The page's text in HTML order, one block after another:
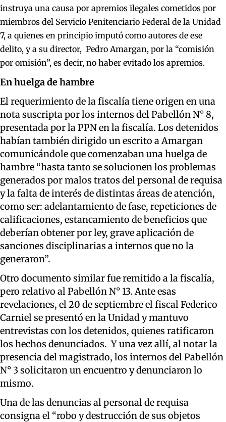
instruya una causa por apremios ilegales cometidos por
miembros del Servicio Penitenciario Federal de la Unidad
7, a quienes en principio imputó como autores de ese
delito, y a su director, Pedro Amargan, por la “comisión
por omisión”, es decir, no haber evitado los apremios.
En huelga de hambre
El requerimiento de la fiscalía tiene origen en una
nota suscripta por los internos del Pabellón N° 8,
presentada por la PPN en la fiscalía. Los detenidos
habían también dirigido un escrito a Amargan
comunicándole que comenzaban una huelga de
hambre “hasta tanto se solucionen los problemas
generados por malos tratos del personal de requisa
y la falta de interés de distintas áreas de atención,
como ser: adelantamiento de fase, repeticiones de
calificaciones, estancamiento de beneficios que
deberían obtener por ley, grave aplicación de
sanciones disciplinarias a internos que no la
generaron”.
Otro documento similar fue remitido a la fiscalía,
pero relativo al Pabellón N° 13. Ante esas
revelaciones, el 20 de septiembre el fiscal Federico
Carniel se presentó en la Unidad y mantuvo
entrevistas con los detenidos, quienes ratificaron
los hechos denunciados. Y una vez allí, al notar la
presencia del magistrado, los internos del Pabellón
N° 3 solicitaron un encuentro y denunciaron lo
mismo.
Una de las denuncias al personal de requisa
consigna el “robo y destrucción de sus objetos